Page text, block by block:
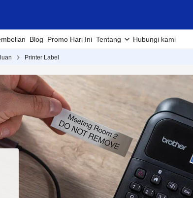
Blog Promo Hari Ini Tentang Hubungi kami
Printer Label